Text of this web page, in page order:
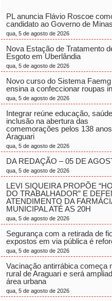
PL anuncia Flávio Roscoe
candidato ao Governo de
qua, 5 de agosto de 2026
Nova Estação de Tratamento
Esgoto em Uberlândia
qua, 5 de agosto de 2026
Novo curso do Sistema
ensina a confeccionar roupas
qua, 5 de agosto de 2026
Integrar reúne educação,
inclusão na abertura das
comemorações pelos 138
Araguari
qua, 5 de agosto de 2026
DA REDAÇÃO – 05 DE
qua, 5 de agosto de 2026
LEVI SIQUEIRA PROPÕE
DO TRABALHADOR” E
ATENDIMENTO DA
MUNICIPAL ATÉ AS 20H
qua, 5 de agosto de 2026
Segurança com a retirada de
expostos em via pública é
qua, 5 de agosto de 2026
Vacinação antirrábica começa
rural de Araguari e será
área urbana
qua, 5 de agosto de 2026